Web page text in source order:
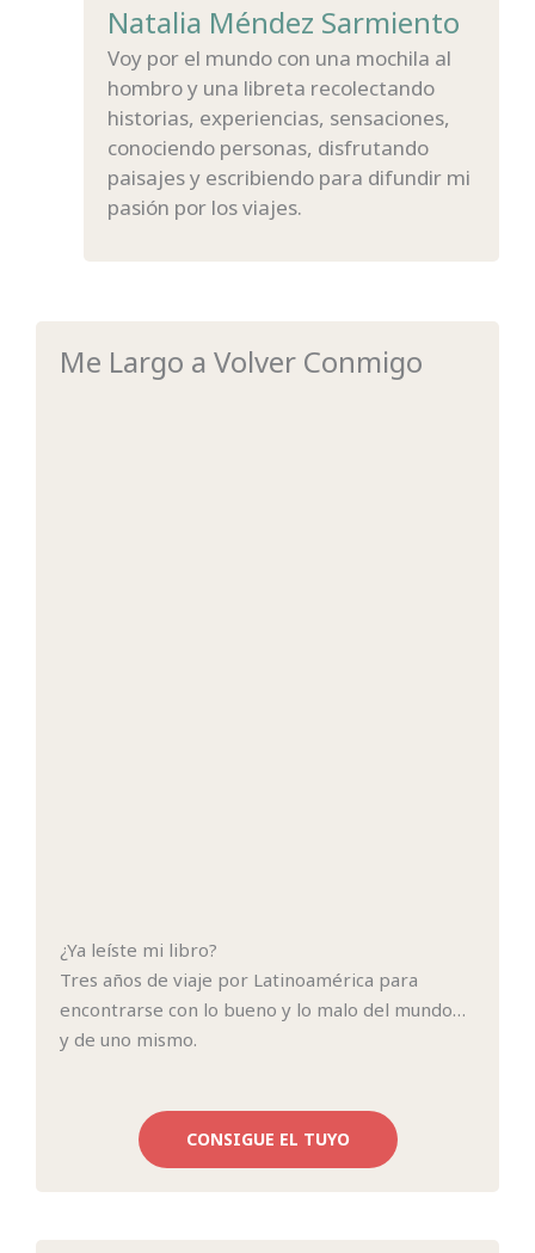
Natalia Méndez Sarmiento
Voy por el mundo con una mochila al
hombro y una libreta recolectando
historias, experiencias, sensaciones,
conociendo personas, disfrutando
paisajes y escribiendo para difundir mi
pasión por los viajes.
Me Largo a Volver Conmigo
¿Ya leíste mi libro?
Tres años de viaje por Latinoamérica para
encontrarse con lo bueno y lo malo del mundo…
y de uno mismo.
CONSIGUE EL TUYO